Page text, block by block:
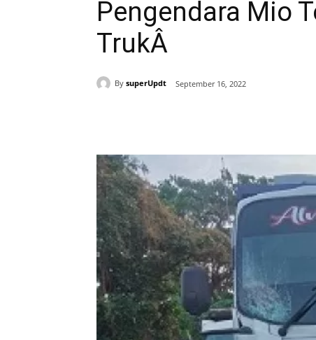
Pengendara Mio
TrukÂ
By superUpdt September 16, 2022